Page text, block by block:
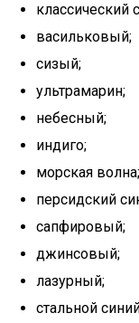
классический
васильковый;
сизый;
ультрамарин;
небесный;
индиго;
морская волна;
персидский
сапфировый;
джинсовый;
лазурный;
стальной